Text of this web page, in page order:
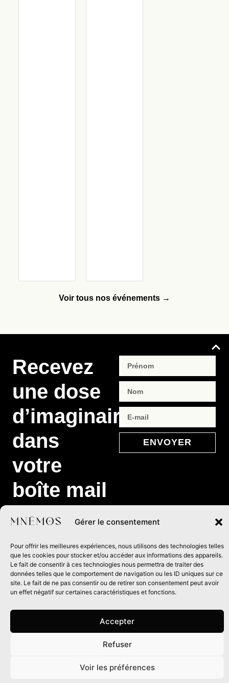
Gérer le consentement
Pour offrir les meilleures expériences, nous utilisons des technologies telles
que les cookies pour stocker et/ou accéder aux informations des appareils.
Le fait de consentir à ces technologies nous permettra de traiter des
données telles que le comportement de navigation ou les ID uniques sur ce
site. Le fait de ne pas consentir ou de retirer son consentement peut avoir
un effet négatif sur certaines caractéristiques et fonctions.
Accepter
Refuser
Voir les préférences
Voir tous nos événements →
Recevez
une dose
d’imaginaire
dans
votre
boîte mail
et recevez les infos de nos
événements à venir et
exclusivités de la maison
d’édition.
ENVOYER
Éditeur d’imaginaires depuis 30 ans